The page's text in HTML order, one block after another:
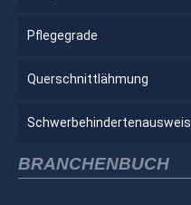
Pflegegrade
Querschnittlähmung
Schwerbehindertenausweis
BRANCHENBUCH